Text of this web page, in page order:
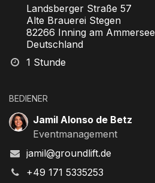
Landsberger Straße 57
Alte Brauerei Stegen
82266 Inning am Ammersee
Deutschland
1 Stunde
BEDIENER
Jamil Alonso de Betz
Eventmanagement
jamil@groundlift.de
+49 171 5335253